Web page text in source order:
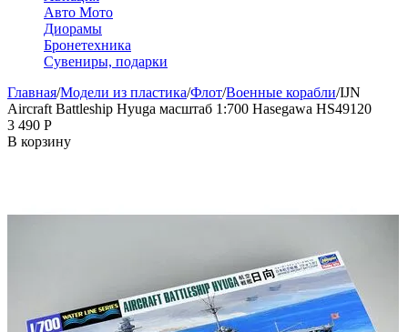
Авто Мото
Диорамы
Бронетехника
Сувениры, подарки
Главная/Модели из пластика/Флот/Военные корабли/IJN
Aircraft Battleship Hyuga масштаб 1:700 Hasegawa HS49120
3 490 Р
В корзину